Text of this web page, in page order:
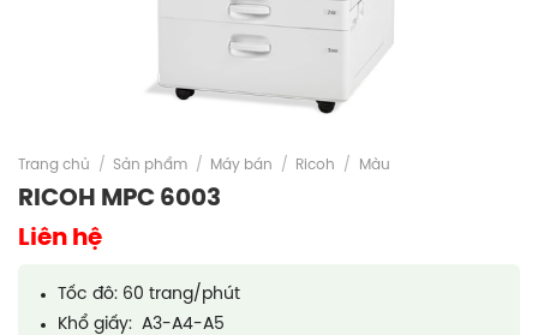
Trang chủ / Sản phẩm / Máy bán / Ricoh / Màu
RICOH MPC 6003
Liên hệ
Tốc đô: 60 trang/phút
Khổ giấy: A3-A4-A5